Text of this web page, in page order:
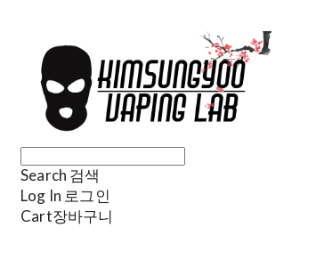
Search 검색
Log In 로그인
Cart장바구니